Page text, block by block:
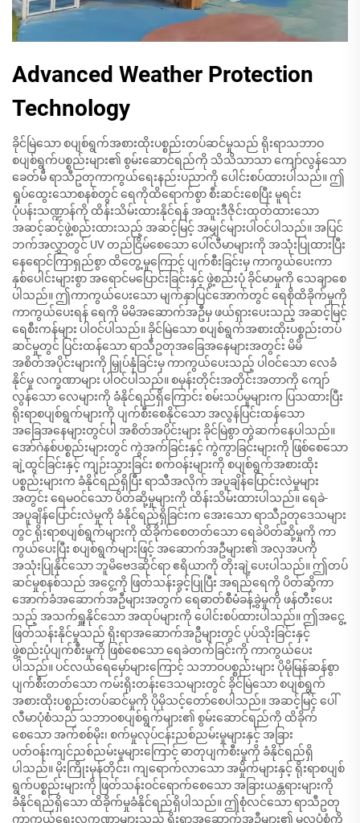
Advanced Weather Protection
Technology
ခိုင်မြဲသော စပျစ်ရွက်အစားထိုးပစ္စည်းတပ်ဆင်မှုသည် ရိုးရာသဘာဝ
စပျစ်ရွက်ပစ္စည်းများ၏ စွမ်းဆောင်ရည်ကို သိသိသာသာ ကျော်လွန်သော
ခေတ်မီ ရာသီဥတုကာကွယ်ရေးနည်းပညာကို ပေါင်းစပ်ထားပါသည်။ ဤ
ရှုပ်ထွေးသောစနစ်တွင် ရေကိုထိရောက်စွာ စီးဆင်းစေပြီး မူရင်း
ပုံပန်းသဏ္ဍာန်ကို ထိန်းသိမ်းထားနိုင်ရန် အထူးဒီဇိုင်းထုတ်ထားသော
အဆင့်ဆင့်ဖွဲ့စည်းထားသည့် အဆင့်မြင့် အမျှင်များပါဝင်ပါသည်။ အပြင်
ဘက်အလွှာတွင် UV တည်ငြိမ်စေသော ပေါ်လီမာများကို အသုံးပြုထားပြီး
နေရောင်ကြာရှည်စွာ ထိတွေ့မှုကြောင့် ပျက်စီးခြင်းမှ ကာကွယ်ပေးကာ
နှစ်ပေါင်းများစွာ အရောင်မပြောင်းခြင်းနှင့် ဖွဲ့စည်းပုံ ခိုင်မာမှုကို သေချာစေ
ပါသည်။ ဤကာကွယ်ပေးသော မျက်နှာပြင်အောက်တွင် ရေစိုထိခိုက်မှုကို
ကာကွယ်ပေးရန် ရေကို မိမိအဆောက်အဦမှ ဖယ်ရှားပေးသည့် အဆင့်မြင့်
ရေစီးကန်များ ပါဝင်ပါသည်။ ခိုင်မြဲသော စပျစ်ရွက်အစားထိုးပစ္စည်းတပ်
ဆင်မှုတွင် ပြင်းထန်သော ရာသီဥတုအခြေအနေများအတွင်း မိမိ
အစိတ်အပိုင်းများကို မြှုပ်နှံခြင်းမှ ကာကွယ်ပေးသည့် ပါဝင်သော လေခံ
နိုင်မှု လက္ခဏာများ ပါဝင်ပါသည်။ စမုန်းတိုင်းအတိုင်းအတာကို ကျော်
လွန်သော လေများကို ခံနိုင်ရည်ရှိကြောင်း စမ်းသပ်မှုများက ပြသထားပြီး
ရိုးရာစပျစ်ရွက်များကို ပျက်စီးစေနိုင်သော အလွန်ပြင်းထန်သော
အခြေအနေများတွင်ပါ အစိတ်အပိုင်းများ ခိုင်မြဲစွာ တွဲဆက်နေပါသည်။
အော်ဂဲနစ်ပစ္စည်းများတွင် ကွဲအက်ခြင်းနှင့် ကွဲကွာခြင်းများကို ဖြစ်စေသော
ချဲ့ထွင်ခြင်းနှင့် ကျဉ်းသွားခြင်း စက်ဝန်းများကို စပျစ်ရွက်အစားထိုး
ပစ္စည်းများက ခံနိုင်ရည်ရှိပြီး ရာသီအလိုက် အပူချိန်ပြောင်းလဲမှုများ
အတွင်း ရေမဝင်သော ပိတ်ဆို့မှုများကို ထိန်းသိမ်းထားပါသည်။ ရေခဲ-
အပူချိန်ပြောင်းလဲမှုကို ခံနိုင်ရည်ရှိခြင်းက အေးသော ရာသီဥတုဒေသများ
တွင် ရိုးရာစပျစ်ရွက်များကို ထိခိုက်စေတတ်သော ရေခဲပိတ်ဆို့မှုကို ကာ
ကွယ်ပေးပြီး စပျစ်ရွက်များဖြင့် အဆောက်အဦများ၏ အလှအပကို
အသုံးပြုနိုင်သော ဘူမိဗေဒဆိုင်ရာ ဧရိယာကို တိုးချဲ့ပေးပါသည်။ ဤတပ်
ဆင်မှုစနစ်သည် အငွေ့ကို ဖြတ်သန်းခွင့်ပြုပြီး အရည်ရေကို ပိတ်ဆို့ကာ
အောက်ခံအဆောက်အဦများအတွက် ရေဓာတ်စီမံခန့်ခွဲမှုကို ဖန်တီးပေး
သည့် အသက်ရှူနိုင်သော အထုပ်များကို ပေါင်းစပ်ထားပါသည်။ ဤအငွေ့
ဖြတ်သန်းနိုင်မှုသည် ရိုးရာအဆောက်အဦများတွင် ပုပ်သိုးခြင်းနှင့်
ဖွဲ့စည်းပုံပျက်စီးမှုကို ဖြစ်စေသော ရေခဲတက်ခြင်းကို ကာကွယ်ပေး
ပါသည်။ ပင်လယ်ရေမှော်များကြောင့် သဘာဝပစ္စည်းများ ပိုမိုမြန်ဆန်စွာ
ပျက်စီးတတ်သော ကမ်းရိုးတန်းဒေသများတွင် ခိုင်မြဲသော စပျစ်ရွက်
အစားထိုးပစ္စည်းတပ်ဆင်မှုကို ပိုမိုသင့်တော်စေပါသည်။ အဆင့်မြင့် ပေါ်
လီမာပုံစံသည် သဘာဝစပျစ်ရွက်များ၏ စွမ်းဆောင်ရည်ကို ထိခိုက်
စေသော အက်စစ်မိုး၊ စက်မှုလုပ်ငန်းညစ်ညမ်းမှုများနှင့် အခြား
ပတ်ဝန်းကျင်ညစ်ညမ်းမှုများကြောင့် ဓာတုပျက်စီးမှုကို ခံနိုင်ရည်ရှိ
ပါသည်။ မိုးကြိုးမုန်တိုင်း၊ ကျရောက်လာသော အမှိုက်များနှင့် ရိုးရာစပျစ်
ရွက်ပစ္စည်းများကို ဖြတ်သန်းဝင်ရောက်စေသော အခြားယန္တရားများကို
ခံနိုင်ရည်ရှိသော ထိခိုက်မှုခံနိုင်ရည်ရှိပါသည်။ ဤစုံလင်သော ရာသီဥတု
ကာကွယ်ရေးလက္ခဏာများသည် ရိုးရာအဆောက်အဦများ၏ မူလပုံစံကို